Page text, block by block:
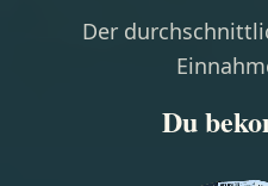
Der
Du